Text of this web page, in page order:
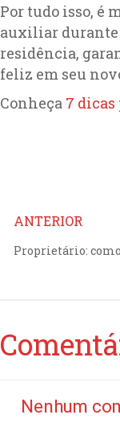
Por tudo isso, é
auxiliar durante
residência,
feliz em seu
Conheça 7
ANTERIOR
Proprietário:
Nenhum